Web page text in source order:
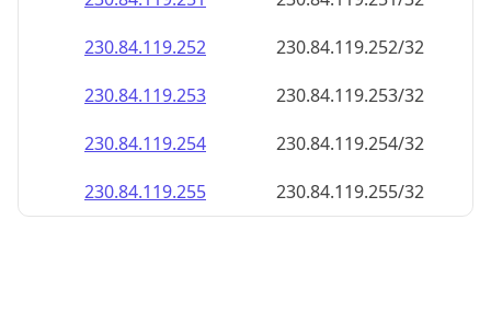
230.84.119.252
230.84.119.252/32
230.84.119.253
230.84.119.253/32
230.84.119.254
230.84.119.254/32
230.84.119.255
230.84.119.255/32